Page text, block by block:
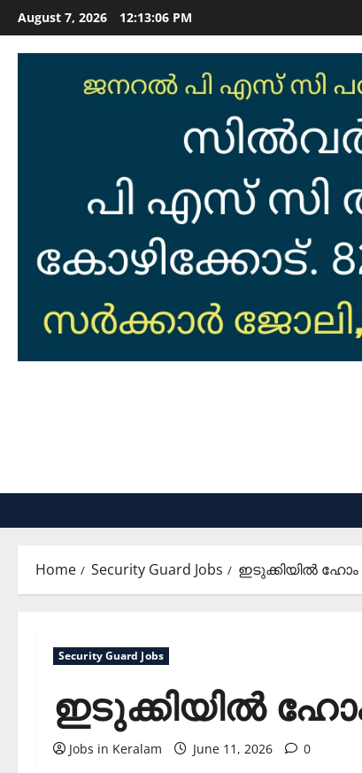
Skip
to
content
August 7, 2026 12:13:07 PM
Home Security Guard Jobs ഇടുക്കിയില്‍
Security Guard Jobs
ഇടുക്കിയില്‍
Jobs in Keralam June 11, 2026 0